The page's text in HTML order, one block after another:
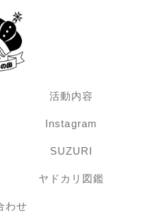
活動内容
Instagram
SUZURI
ヤドカリ図鑑
わせ